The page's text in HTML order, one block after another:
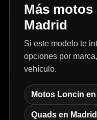
Más motos
Madrid
Si este modelo te
opciones por
vehículo.
Motos Loncin en
Quads en Madrid